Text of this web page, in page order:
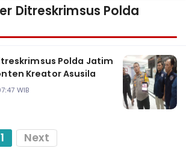
Ditreskrimsus Polda
Polda Jatim
Kreator Asusila
WIB
1 Next